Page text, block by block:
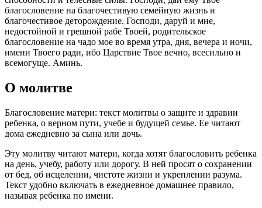
благословение на благочестивую семейную жизнь и
благочестивое деторождение. Господи, даруй и мне,
недостойной и грешной рабе Твоей, родительское
благословение на чадо мое во время утра, дня, вечера и ночи,
имени Твоего ради, ибо Царствие Твое вечно, всесильно и
всемогуще. Аминь.
О молитве
Благословение матери: текст молитвы о защите и здравии
ребенка, о верном пути, учебе и будущей семье. Ее читают
дома ежедневно за сына или дочь.
Эту молитву читают матери, когда хотят благословить ребенка
на день, учебу, работу или дорогу. В ней просят о сохранении
от бед, об исцелении, чистоте жизни и укреплении разума.
Текст удобно включать в ежедневное домашнее правило,
называя ребенка по имени.